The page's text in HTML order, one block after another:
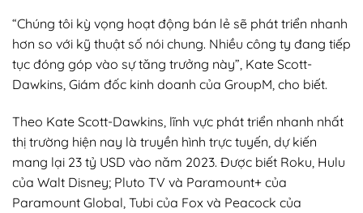
“Chúng tôi kỳ vọng hoạt động bán lẻ sẽ phát triển nhanh
hơn so với kỹ thuật số nói chung. Nhiều công ty đang tiếp
tục đóng góp vào sự tăng trưởng này”, Kate Scott-
Dawkins, Giám đốc kinh doanh của GroupM, cho biết.
Theo Kate Scott-Dawkins, lĩnh vực phát triển nhanh nhất
thị trường hiện nay là truyền hình trực tuyến, dự kiến
mang lại 23 tỷ USD vào năm 2023. Được biết Roku, Hulu
của Walt Disney; Pluto TV và Paramount+ của
Paramount Global, Tubi của Fox và Peacock của